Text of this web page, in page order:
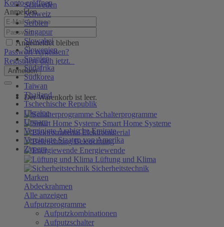
Schweden
Schweiz
Serbien
Singapur
Slowakei
Slowenien
Spanien
Südafrika
Südkorea
Taiwan
Thailand
Tschechische Republik
Ukraine
Ungarn
Vereinigte Arabische Emirate
Vereinigte Staaten von Amerika
Zypern
Konto eröffnen
Anmelden
Angemeldet bleiben
Passwort vergessen?
Registriere dich jetzt.
Anmelden
Der Warenkorb ist leer.
Schalterprogramme
Smart Home Systeme
Elektromaterial
Beleuchtung
Energiewende
Lüftung und Klima
Sicherheitstechnik
Marken
Abdeckrahmen
Alle anzeigen
Aufputzprogramme
Aufputzkombinationen
Aufputzschalter